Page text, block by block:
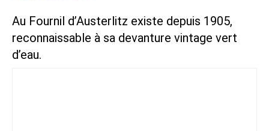
Au Fournil d’Austerlitz existe depuis 1905,
reconnaissable à sa devanture vintage vert
d’eau.